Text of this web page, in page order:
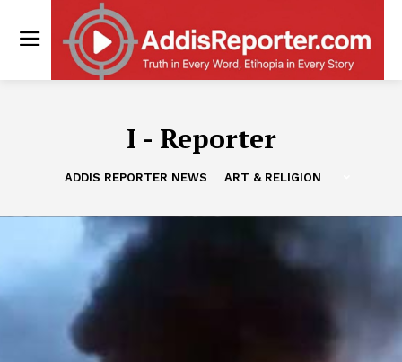
I - Reporter
ADDIS REPORTER NEWS ART & RELIGION